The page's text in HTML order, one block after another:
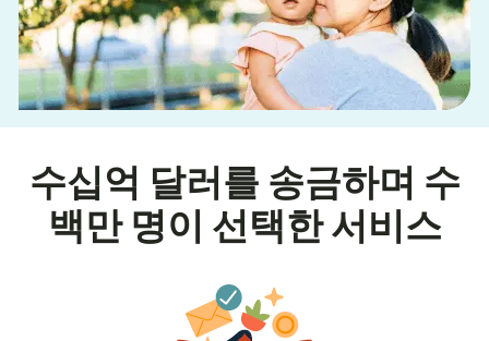
수십억 달러를 송금하며 수
백만 명이 선택한 서비스